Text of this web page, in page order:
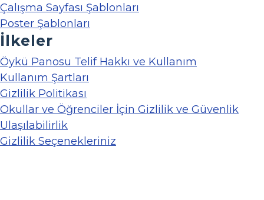
Çalışma Sayfası Şablonları
Poster Şablonları
İlkeler
Öykü Panosu Telif Hakkı ve Kullanım
Kullanım Şartları
Gizlilik Politikası
Okullar ve Öğrenciler İçin Gizlilik ve Güvenlik
Ulaşılabilirlik
Gizlilik Seçenekleriniz